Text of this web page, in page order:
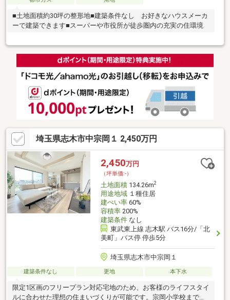
■土地面積約30坪の整形地■建築条件なし お好きなハウスメーカ
ーで建築できます■スーパーや市役所が徒歩圏内の充実の住環境
埼玉県志木市中宗岡１ 2,450万円
2,450万円
（坪単価:-）
土地面積134.26m2
用途地域１種住居
建ぺい率60%
容積率200%
建築条件なし
東武東上線 志木駅 バス16分/「北
美町」バス停 停歩5分
埼玉県志木市中宗岡１
建築条件なし 更地 本下水
限定1区画のフリープラン対応宅地のため、お客様のライフスタイ
ルに合わせた理想の住まいづくりが可能です。宗岡小学校まで徒